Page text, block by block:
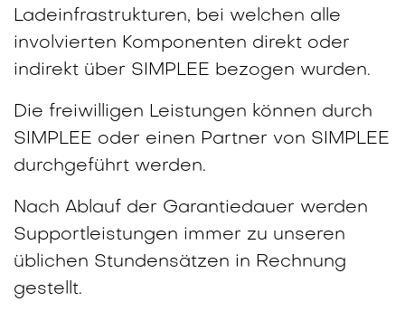
Ladeinfrastrukturen, bei welchen alle
involvierten Komponenten direkt oder
indirekt über SIMPLEE bezogen wurden.
Die freiwilligen Leistungen können durch
SIMPLEE oder einen Partner von SIMPLEE
durchgeführt werden.
Nach Ablauf der Garantiedauer werden
Supportleistungen immer zu unseren
üblichen Stundensätzen in Rechnung
gestellt.